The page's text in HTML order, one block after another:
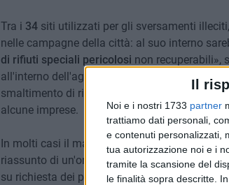
Il
Noi e i nostri 1733 partner
trattiamo dati personali,
e contenuti personalizzati,
tua autorizzazione noi e i
tramite la scansione del
le finalità sopra descritte.
Tra i 34siti utilizzati per gli sversamenti
nelle campagne della città: al suo interno
di rifiuti speciali pericolosi non recuperabili»,
all'interno dell'agro cittadino 6 indagati
smaltimento di rifiuti speciali pericolosi non
alcune imprese.
In molti casi il materiale è stato bruciato,
riassunto di un'ordinanza della giudice per le
su richiesta dei pubblici ministeriMarco